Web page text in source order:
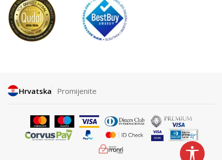
Hrvatska Promijenite